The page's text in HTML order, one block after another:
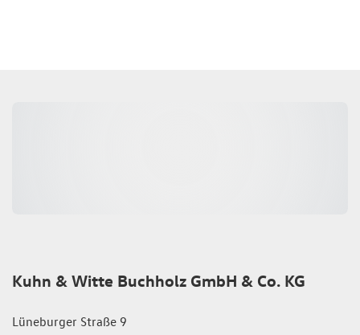
Kuhn & Witte Buchholz GmbH & Co. KG
Lüneburger Straße 9